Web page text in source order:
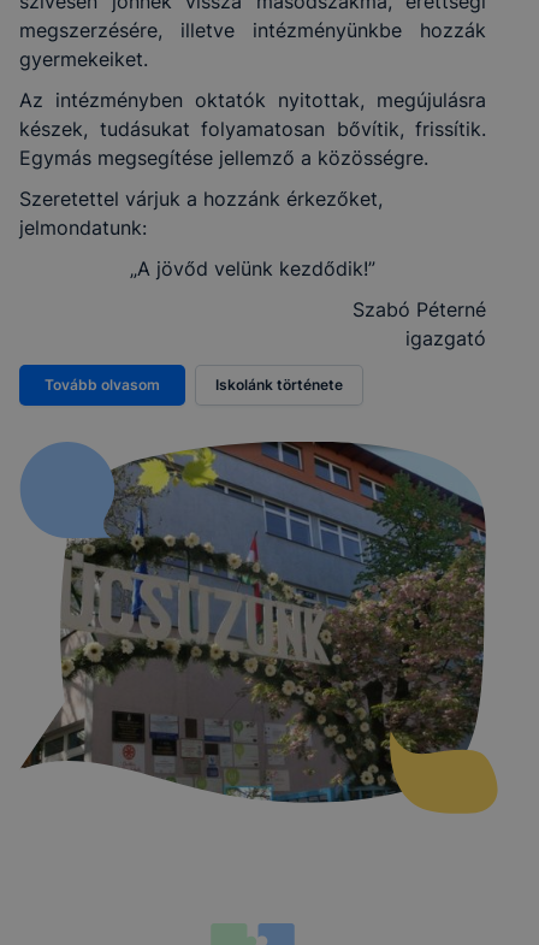
megszerzésére, illetve intézményünkbe hozzák
gyermekeiket.
Az intézményben oktatók nyitottak, megújulásra
készek, tudásukat folyamatosan bővítik, frissítik.
Egymás megsegítése jellemző a közösségre.
Szeretettel várjuk a hozzánk érkezőket,
jelmondatunk:
„A jövőd velünk kezdődik!”
Szabó Péterné
igazgató
Tovább olvasom Iskolánk története